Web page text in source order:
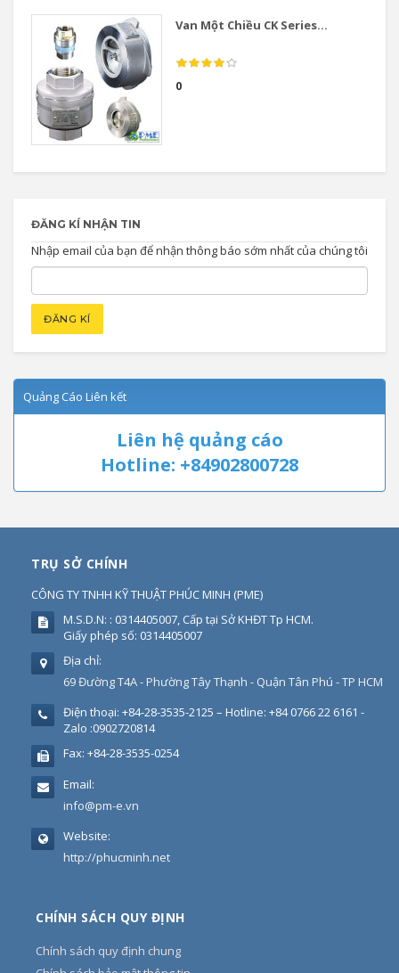
Van Một Chiều CK Series...
0
ĐĂNG KÍ NHẬN TIN
Nhập email của bạn để nhận thông báo sớm nhất của chúng tôi
Quảng Cáo Liên kết
Liên hệ quảng cáo
Hotline: +84902800728
TRỤ SỞ CHÍNH
CÔNG TY TNHH KỸ THUẬT PHÚC MINH (PME)
M.S.D.N: : 0314405007, Cấp tại Sở KHĐT Tp HCM.
Giấy phép số: 0314405007
Địa chỉ:
69 Đường T4A - Phường Tây Thạnh - Quận Tân Phú - TP HCM
Điện thoại: +84-28-3535-2125 – Hotline: +84 0766 22 6161 -
Zalo :0902720814
Fax: +84-28-3535-0254
Email:
info@pm-e.vn
Website:
http://phucminh.net
CHÍNH SÁCH QUY ĐỊNH
Chính sách quy định chung